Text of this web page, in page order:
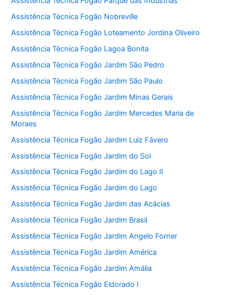
Assistência Técnica Fogão Nobreville
Assistência Técnica Fogão Loteamento Jordina Oliveiro
Assistência Técnica Fogão Lagoa Bonita
Assistência Técnica Fogão Jardim São Pedro
Assistência Técnica Fogão Jardim São Paulo
Assistência Técnica Fogão Jardim Minas Gerais
Assistência Técnica Fogão Jardim Mercedes Maria de
Moraes
Assistência Técnica Fogão Jardim Luiz Fávero
Assistência Técnica Fogão Jardim do Sol
Assistência Técnica Fogão Jardim do Lago II
Assistência Técnica Fogão Jardim do Lago
Assistência Técnica Fogão Jardim das Acácias
Assistência Técnica Fogão Jardim Brasil
Assistência Técnica Fogão Jardim Angelo Forner
Assistência Técnica Fogão Jardim América
Assistência Técnica Fogão Jardim Amália
Assistência Técnica Fogão Eldorado I